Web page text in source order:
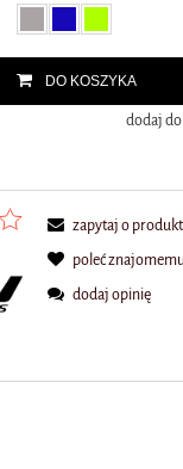
DO KOSZYKA
dodaj
zapytaj o produkt
poleć
dodaj opinię